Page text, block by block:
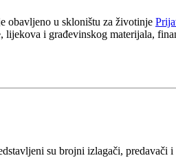
obavljeno u skloništu za životinje
i građevinskog materijala,
su brojni izlagači,